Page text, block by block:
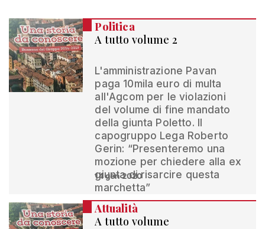
Politica
A tutto volume 2
L'amministrazione Pavan
paga 10mila euro di multa
all'Agcom per le violazioni
del volume di fine mandato
della giunta Poletto. Il
capogruppo Lega Roberto
Gerin: “Presenteremo una
mozione per chiedere alla ex
giunta di risarcire questa
marchetta”
14 gen 2020
Attualità
A tutto volume